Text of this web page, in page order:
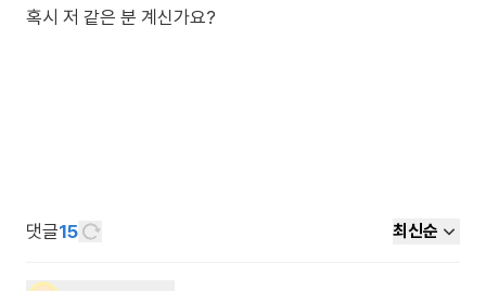
혹시 저 같은 분 계신가요?
댓글15 최신순